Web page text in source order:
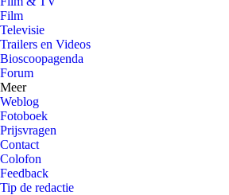
Film
Televisie
Trailers en Videos
Bioscoopagenda
Forum
Meer
Weblog
Fotoboek
Prijsvragen
Contact
Colofon
Feedback
Tip de redactie